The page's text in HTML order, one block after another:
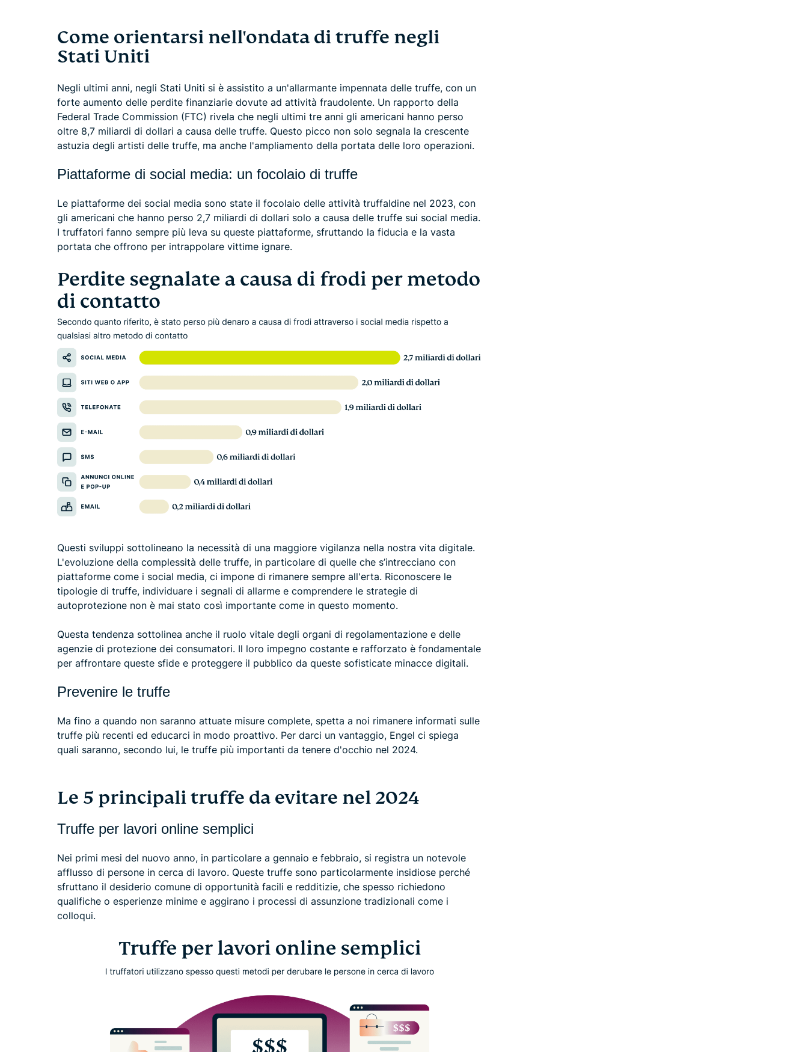
Come orientarsi nell'ondata di truffe negli
Stati Uniti
Negli ultimi anni, negli Stati Uniti si è assistito a un'allarmante impennata delle truffe, con un
forte aumento delle perdite finanziarie dovute ad attività fraudolente. Un rapporto della
Federal Trade Commission (FTC) rivela che negli ultimi tre anni gli americani hanno perso
oltre 8,7 miliardi di dollari a causa delle truffe. Questo picco non solo segnala la crescente
astuzia degli artisti delle truffe, ma anche l'ampliamento della portata delle loro operazioni.
Piattaforme di social media: un focolaio di truffe
Le piattaforme dei social media sono state il focolaio delle attività truffaldine nel 2023, con
gli americani che hanno perso 2,7 miliardi di dollari solo a causa delle truffe sui social media.
I truffatori fanno sempre più leva su queste piattaforme, sfruttando la fiducia e la vasta
portata che offrono per intrappolare vittime ignare.
Questi sviluppi sottolineano la necessità di una maggiore vigilanza nella nostra vita digitale.
L'evoluzione della complessità delle truffe, in particolare di quelle che s’intrecciano con
piattaforme come i social media, ci impone di rimanere sempre all'erta. Riconoscere le
tipologie di truffe, individuare i segnali di allarme e comprendere le strategie di
autoprotezione non è mai stato così importante come in questo momento.
Questa tendenza sottolinea anche il ruolo vitale degli organi di regolamentazione e delle
agenzie di protezione dei consumatori. Il loro impegno costante e rafforzato è fondamentale
per affrontare queste sfide e proteggere il pubblico da queste sofisticate minacce digitali.
Prevenire le truffe
Ma fino a quando non saranno attuate misure complete, spetta a noi rimanere informati sulle
truffe più recenti ed educarci in modo proattivo. Per darci un vantaggio, Engel ci spiega
quali saranno, secondo lui, le truffe più importanti da tenere d'occhio nel 2024.
Le 5 principali truffe da evitare nel 2024
Truffe per lavori online semplici
Nei primi mesi del nuovo anno, in particolare a gennaio e febbraio, si registra un notevole
afflusso di persone in cerca di lavoro. Queste truffe sono particolarmente insidiose perché
sfruttano il desiderio comune di opportunità facili e redditizie, che spesso richiedono
qualifiche o esperienze minime e aggirano i processi di assunzione tradizionali come i
colloqui.